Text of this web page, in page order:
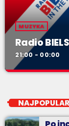
MUZYKA
Radio
21:00 - 00:00
Kilkadziesiąt